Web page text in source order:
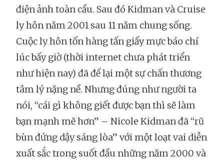
điện ảnh toàn cầu. Sau đó Kidman và Cruise
ly hôn năm 2001 sau 11 năm chung sống.
Cuộc ly hôn tốn hàng tấn giấy mực báo chí
lúc bấy giờ (thời internet chưa phát triển
như hiện nay) đã để lại một sự chấn thương
tâm lý nặng nề. Nhưng đúng như người ta
nói, “cái gì không giết được bạn thì sẽ làm
bạn mạnh mẽ hơn” – Nicole Kidman đã “rũ
bùn đứng dậy sáng lòa” với một loạt vai diễn
xuất sắc trong suốt đầu những năm 2000 và